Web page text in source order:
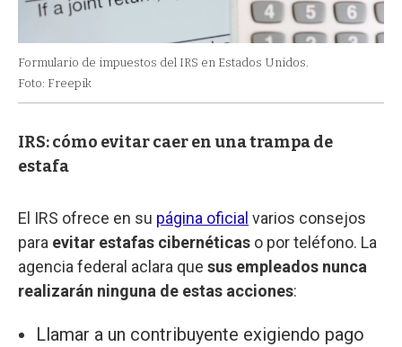
Formulario de impuestos del IRS en Estados Unidos.
Foto: Freepik
IRS: cómo evitar caer en una trampa de
estafa
El IRS ofrece en su página oficial varios consejos
para evitar estafas cibernéticas o por teléfono. La
agencia federal aclara que sus empleados nunca
realizarán ninguna de estas acciones:
Llamar a un contribuyente exigiendo pago